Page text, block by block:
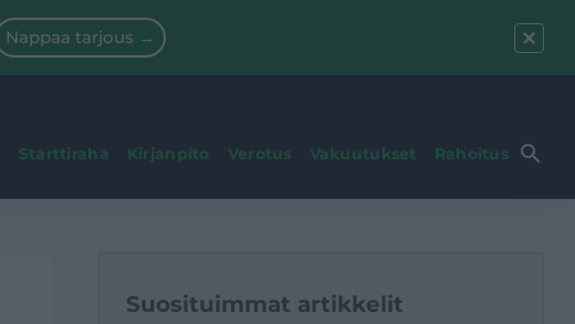
Nappaa tarjous →
Starttiraha Kirjanpito Verotus Vakuutukset Rahoitus
Suosituimmat artikkelit